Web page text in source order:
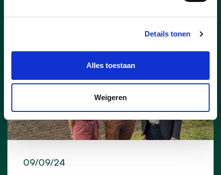
Details tonen
Alles toestaan
Weigeren
09/09/24